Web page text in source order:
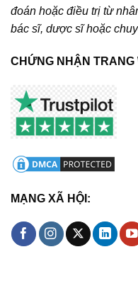
đoán hoặc điều trị từ
bác sĩ, dược sĩ hoặc
CHỨNG NHẬN TRANG
MẠNG XÃ HỘI: